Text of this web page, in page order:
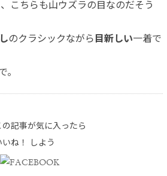
こちらも山ウズラの目なのだそう
のクラシックながら 目新しい一着で
。
の記事が気に入ったら
いね！ しよう